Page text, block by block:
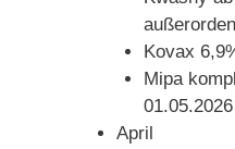
Kovax
Mipa
01.05.2026
April